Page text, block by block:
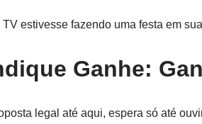
estivesse fazendo uma festa em
Ganhe:
legal até aqui, espera só até